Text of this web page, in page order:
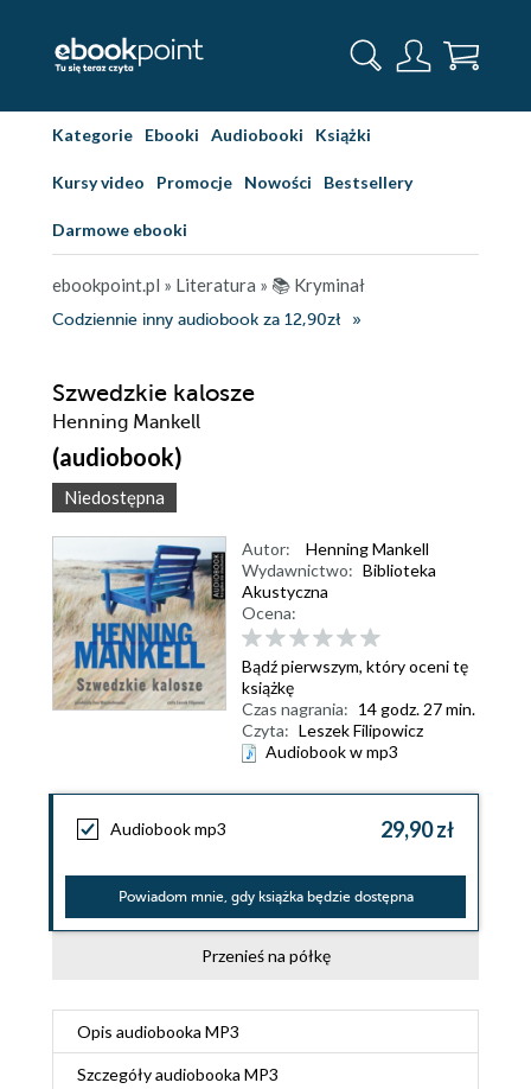
Kategorie Ebooki Audiobooki Książki
Kursy video Promocje Nowości Bestsellery
Darmowe ebooki
ebookpoint.pl » Literatura » 📚 Kryminał
Codziennie inny audiobook za 12,90zł
Szwedzkie kalosze
Henning Mankell
(audiobook)
Niedostępna
Autor:
Henning Mankell
Wydawnictwo: Biblioteka
Akustyczna
Ocena:
Bądź pierwszym, który oceni tę
książkę
Czas nagrania: 14 godz. 27 min.
Czyta: Leszek Filipowicz
Audiobook w mp3
Audiobook mp3 29,90 zł
Powiadom mnie, gdy książka będzie dostępna
Przenieś na półkę
Opis audiobooka MP3
Szczegółyaudiobooka MP3